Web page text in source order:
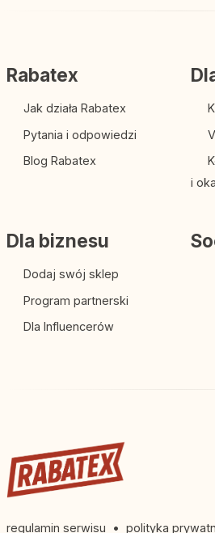
Rabatex
Jak działa Rabatex
Pytania i odpowiedzi
Blog Rabatex
i
Dla biznesu
Dodaj swój sklep
Program partnerski
Dla Influencerów
regulamin serwisu • polityka